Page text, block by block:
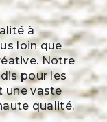
à
loin que
Notre
pour les
une vaste
qualité.